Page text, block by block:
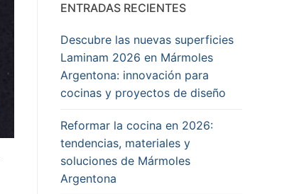
ENTRADAS RECIENTES
Descubre las nuevas superficies
Laminam 2026 en Mármoles
Argentona: innovación para
cocinas y proyectos de diseño
Reformar la cocina en 2026:
tendencias, materiales y
soluciones de Mármoles
Argentona